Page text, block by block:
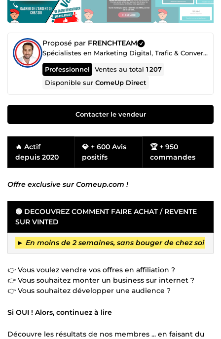
Proposé par FRENCHTEAM
Spécialistes en Marketing Digital, Trafic & Conversion
Professionnel Ventes au total1 207
Disponible surComeUp Direct
Contacter le vendeur
🔥 Actif
depuis 2020
💎 + 600 Avis
positifs
🏆 + 950
commandes
Offre exclusive sur Comeup.com !
🟢 DECOUVREZ COMMENT FAIRE ACHAT / REVENTE
SUR VINTED
► En moins de 2 semaines, sans bouger de chez soi
👉 Vous voulez vendre vos offres en affiliation ?
👉 Vous souhaitez monter un business sur internet ?
👉 Vous souhaitez développer une audience ?
Si OUI ! Alors, continuez à lire
Découvre les résultats de nos membres ... en faisant du